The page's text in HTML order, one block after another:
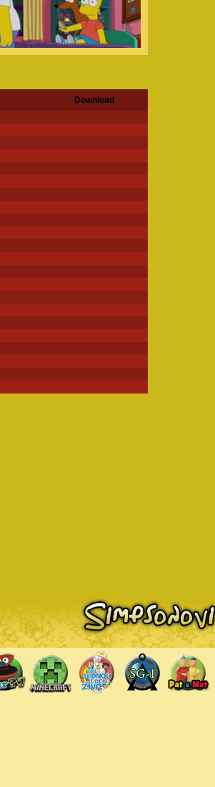
Download